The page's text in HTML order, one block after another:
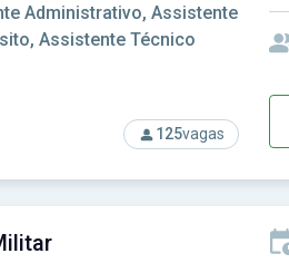
125vagas
Administrativo, Assistente
Assistente Técnico